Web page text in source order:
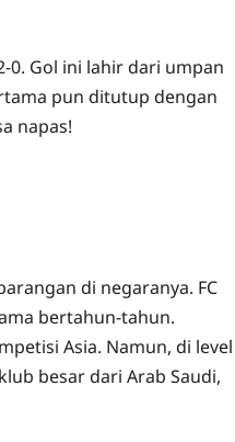
0. Gol ini lahir dari umpan
pun ditutup dengan
napas!
di negaranya. FC
bertahun-tahun.
Asia. Namun, di level
besar dari Arab Saudi,